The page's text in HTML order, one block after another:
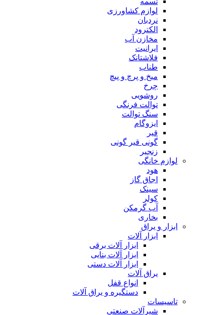
لوازم کشاورزی
نردبان
الکترود
مخازن آب
ایرانیت
فلاشتانک
طناب
میخ و پرچ و پیچ
چرخ
روشویی
توالت فرنگی
سنگ توالت
ایزوگام
قیر
گونی قیر گونی
زنجیر
لوازم خانگی
هود
اجاق گاز
سینک
کولر
آب گرمکن
بخاری
ابزار و یراق
ابزار آلات
ابزار آلات برقی
ابزار آلات بنایی
ابزار آلات دستی
یراق آلات
انواع قفل
دستگیره و یراق آلات
تاسیسات
شیرآلات صنعتی